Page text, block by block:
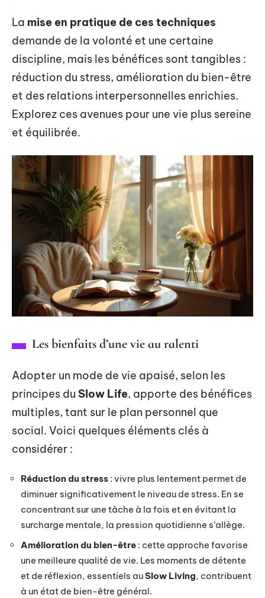
La mise en pratique de ces techniques
demande de la volonté et une certaine
discipline, mais les bénéfices sont tangibles :
réduction du stress, amélioration du bien-être
et des relations interpersonnelles enrichies.
Explorez ces avenues pour une vie plus sereine
et équilibrée.
Les bienfaits d’une vie au ralenti
Adopter un mode de vie apaisé, selon les
principes du Slow Life, apporte des bénéfices
multiples, tant sur le plan personnel que
social. Voici quelques éléments clés à
considérer :
Réduction du stress : vivre plus lentement permet de
diminuer significativement le niveau de stress. En se
concentrant sur une tâche à la fois et en évitant la
surcharge mentale, la pression quotidienne s’allège.
Amélioration du bien-être : cette approche favorise
une meilleure qualité de vie. Les moments de détente
et de réflexion, essentiels auSlow Living, contribuent
à un état de bien-être général.